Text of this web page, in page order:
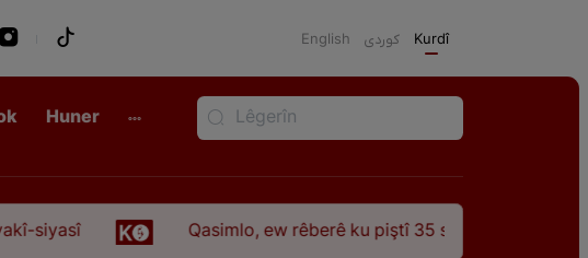
English كوردی Kurdî
Huner
Qasimlo, ew rêberê ku piştî 35 sal ji şehîdbûna wî hê jî rêbaza